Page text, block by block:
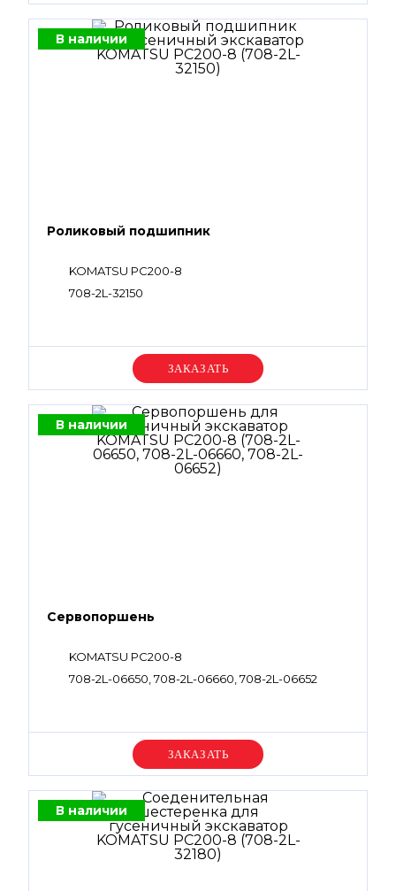
В наличии
Роликовый подшипник
KOMATSU PC200-8
708-2L-32150
Уточняйте цену
В наличии
Сервопоршень
KOMATSU PC200-8
708-2L-06650, 708-2L-06660, 708-2L-06652
Уточняйте цену
В наличии